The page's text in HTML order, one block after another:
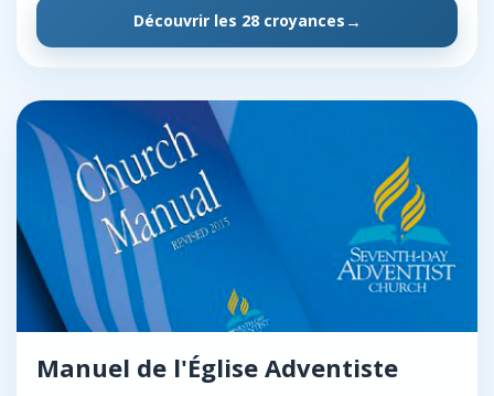
Découvrir les 28 croyances
Manuel de l'Église Adventiste